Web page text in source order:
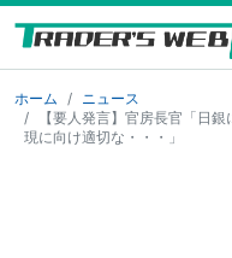
ホーム
ニュース
【要人発言】官房長官「日
現に向け適切な・・・」